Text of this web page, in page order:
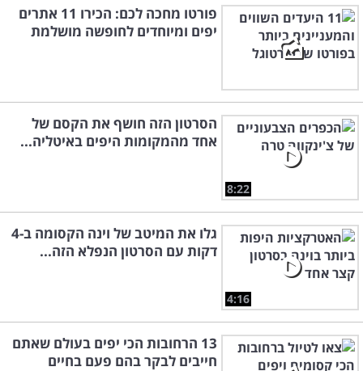
פורטו מחכה לכם: הכירו 11 אתרים
יפים ומיוחדים לחופשה מושלמת
8:22
הסרטון הזה חושף את הקסם של
אחד מהמקומות היפים באיטליה...
4:16
גלו את המיטב של וינה הקסומה ב-4
דקות עם הסרטון הנפלא הזה...
13 הרחובות הכי יפים בעולם שאתם
חייבים לבקר בהם פעם בחיים